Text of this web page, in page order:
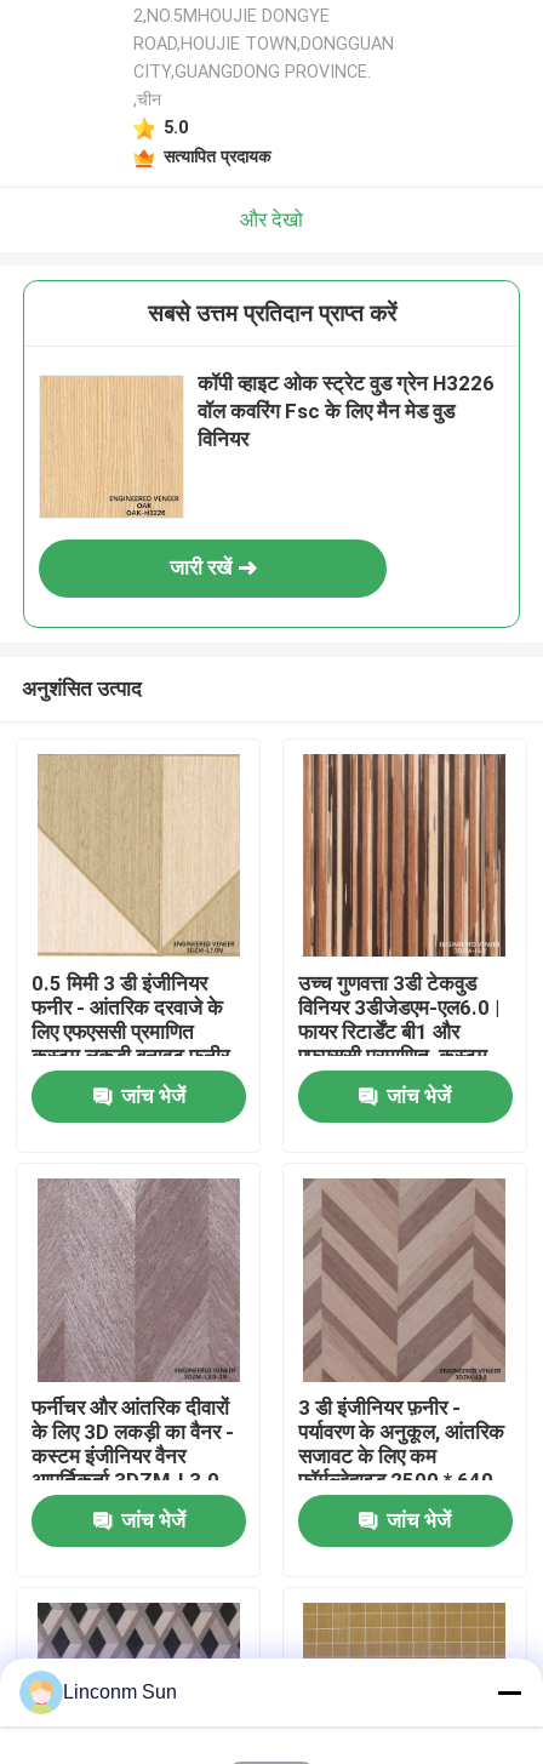
घर
हमारे बारे में
कारखाने का दौरा
गुणवत्ता नियंत्रण
हमसे संपर्क करें
समाचार
मामले
उद्धरण मांगें
2,NO.5MHOUJIE DONGYE
ROAD,HOUJIE TOWN,DONGGUAN
CITY,GUANGDONG PROVINCE.
,चीन
5.0
सत्यापित प्रदायक
और देखो
सबसे उत्तम प्रतिदान प्राप्त करें
कॉपी व्हाइट ओक स्ट्रेट वुड ग्रेन H3226
वॉल कवरिंग Fsc के लिए मैन मेड वुड
विनियर
जारी रखें
अनुशंसित उत्पाद
0.5 मिमी 3 डी इंजीनियर
फनीर - आंतरिक दरवाजे के
लिए एफएससी प्रमाणित
कस्टम लकड़ी बनावट फनीर
3 डीजेडएम-एल 7.0 एन
जांच भेजें
उच्च गुणवत्ता 3डी टेकवुड
विनियर 3डीजेडएम-एल6.0 |
फायर रिटार्डेंट बी1 और
एफएससी प्रमाणित, कस्टम
आकार उपलब्ध
जांच भेजें
फर्नीचर और आंतरिक दीवारों
के लिए 3D लकड़ी का वैनर -
कस्टम इंजीनियर वैनर
आपूर्तिकर्ता 3DZM-L3.0-
1N
जांच भेजें
3 डी इंजीनियर फ़नीर -
पर्यावरण के अनुकूल, आंतरिक
सजावट के लिए कम
फॉर्मल्डेहाइड 2500 * 640
मिमी 3 डीजेडएम-एल 3।0
जांच भेजें
Linconm Sun